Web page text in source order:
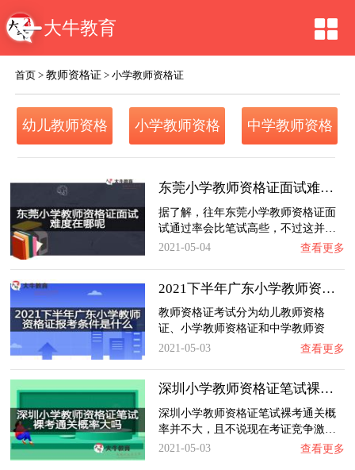
大牛教育
首页 >教师资格证 >小学教师资格证
幼儿教师资格
证
小学教师资格
证
中学教师资格
证
东莞小学教师资格证面试难度在哪呢？
据了解，往年东莞小学教师资格证面
试通过率会比笔试高些，不过这并…
2021-05-04
查看更多
2021下半年广东小学教师资格证报考条件是什么…
教师资格证考试分为幼儿教师资格
证、小学教师资格证和中学教师资
格…
2021-05-03 查看更多
深圳小学教师资格证笔试裸考通关概率大吗？
深圳小学教师资格证笔试裸考通关概
率并不大，且不说现在考证竞争激…
2021-05-03
查看更多